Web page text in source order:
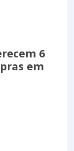
6
em